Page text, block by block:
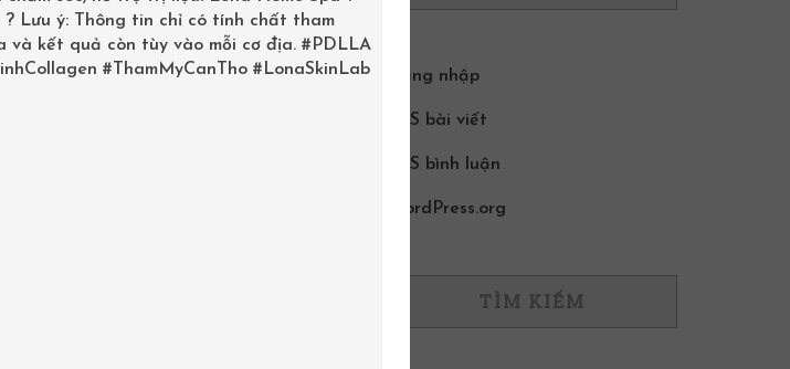
Đăng nhập
RSS bài viết
RSS bình luận
WordPress.org
TÌM KIẾM
? Lưu ý: Thông tin chỉ có tính chất tham
và kết quả còn tùy vào mỗi cơ địa. #PDLLA
#ThamMyCanTho #LonaSkinLab